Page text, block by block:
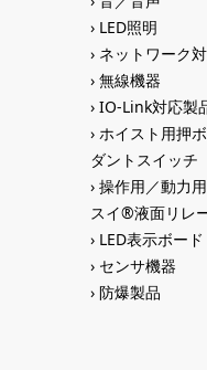
LED照明
ネットワーク
無線機器
IO-Link対応製
ホイスト用押
ダントスイッチ
操作用／動力
スイ®液面リレ
LED表示ボード
センサ機器
防爆製品